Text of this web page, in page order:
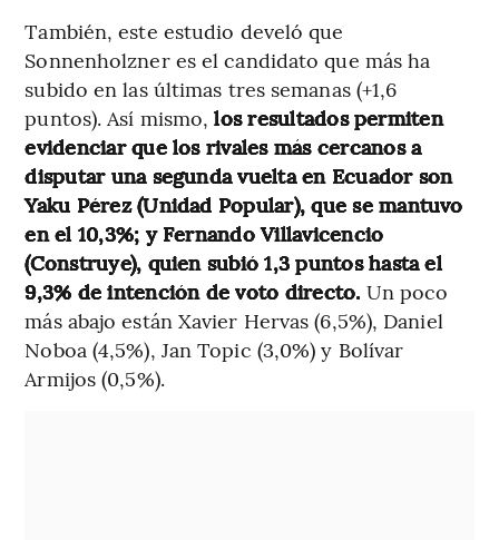
También, este estudio develó que
Sonnenholzner es el candidato que más ha
subido en las últimas tres semanas (+1,6
puntos). Así mismo,los resultados permiten
evidenciar que los rivales más cercanos a
disputar una segunda vuelta en Ecuador son
Yaku Pérez (Unidad Popular), que se mantuvo
en el 10,3%; y Fernando Villavicencio
(Construye), quien subió 1,3 puntos hasta el
9,3% de intención de voto directo. Un poco
más abajo están Xavier Hervas (6,5%), Daniel
Noboa (4,5%), Jan Topic (3,0%) y Bolívar
Armijos (0,5%).